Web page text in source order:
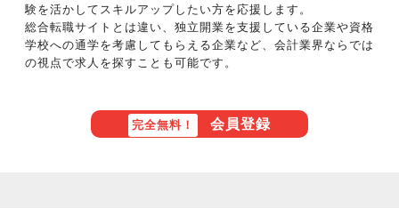
験を活かしてスキルアップしたい方を応援します。
総合転職サイトとは違い、独立開業を支援している企業や資格
学校への通学を考慮してもらえる企業など、会計業界ならでは
の視点で求人を探すことも可能です。
完全無料！ 会員登録